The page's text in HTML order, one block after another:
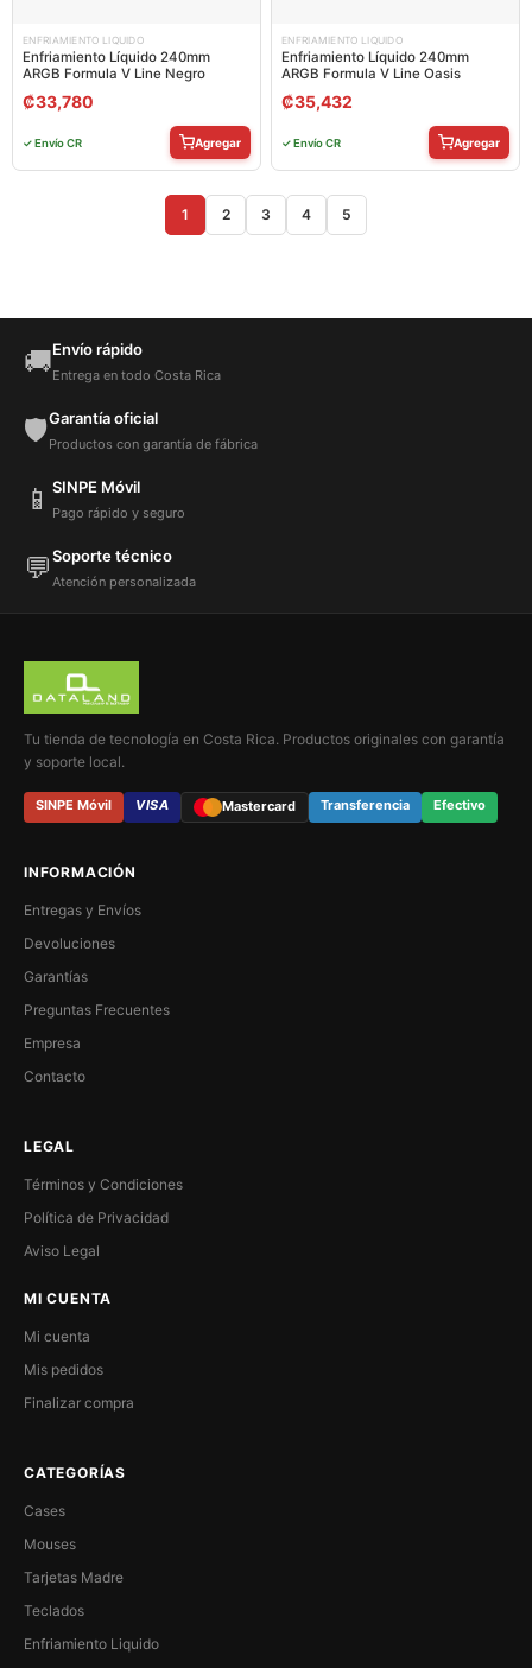
ENFRIAMIENTO LIQUIDO
Enfriamiento Líquido 240mm
ARGB Formula V Line Negro
₡33,780
✓ Envío CR Agregar
ENFRIAMIENTO LIQUIDO
Enfriamiento Líquido 240mm
ARGB Formula V Line Oasis
₡35,432
✓ Envío CR Agregar
1 2 3 4 5
🚚Envío rápido
Entrega en todo Costa Rica
🛡️Garantía oficial
Productos con garantía de fábrica
📱 SINPE Móvil
Pago rápido y seguro
💬Soporte técnico
Atención personalizada
Tu tienda de tecnología en Costa Rica. Productos originales con garantía
y soporte local.
SINPE Móvil VISA Mastercard Transferencia Efectivo
INFORMACIÓN
Entregas y Envíos
Devoluciones
Garantías
Preguntas Frecuentes
Empresa
Contacto
LEGAL
Términos y Condiciones
Política de Privacidad
Aviso Legal
MI CUENTA
Mi cuenta
Mis pedidos
Finalizar compra
CATEGORÍAS
Cases
Mouses
Tarjetas Madre
Teclados
Enfriamiento Liquido